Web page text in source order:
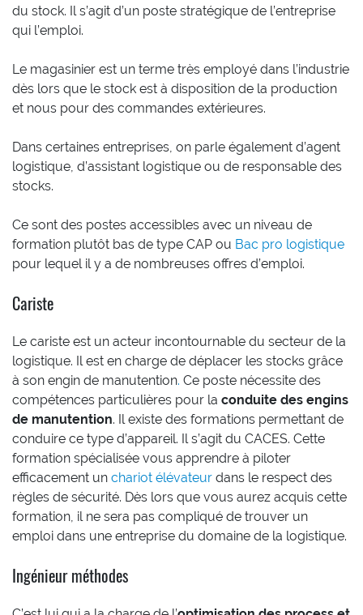
du stock. Il s’agit d’un poste stratégique de l’entreprise
qui l’emploi.
Le magasinier est un terme très employé dans l’industrie
dès lors que le stock est à disposition de la production
et nous pour des commandes extérieures.
Dans certaines entreprises, on parle également d’agent
logistique, d’assistant logistique ou de responsable des
stocks.
Ce sont des postes accessibles avec un niveau de
formation plutôt bas de type CAP ou Bac pro logistique
pour lequel il y a de nombreuses offres d’emploi.
Cariste
Le cariste est un acteur incontournable du secteur de la
logistique. Il est en charge de déplacer les stocks grâce
à son engin de manutention. Ce poste nécessite des
compétences particulières pour la conduite des engins
de manutention. Il existe des formations permettant de
conduire ce type d’appareil. Il s’agit du CACES. Cette
formation spécialisée vous apprendre à piloter
efficacement un chariot élévateur dans le respect des
règles de sécurité. Dès lors que vous aurez acquis cette
formation, il ne sera pas compliqué de trouver un
emploi dans une entreprise du domaine de la logistique.
Ingénieur méthodes